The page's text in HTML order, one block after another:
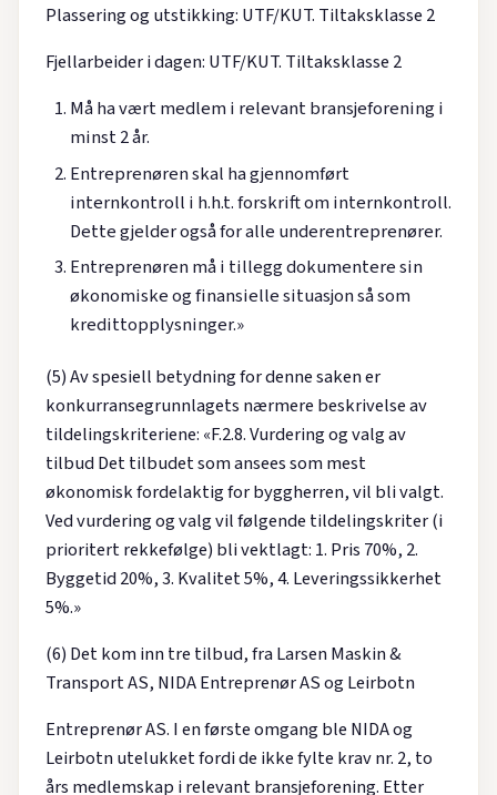
Plassering og utstikking: UTF/KUT. Tiltaksklasse 2
Fjellarbeider i dagen: UTF/KUT. Tiltaksklasse 2
Må ha vært medlem i relevant bransjeforening i
minst 2 år.
Entreprenøren skal ha gjennomført
internkontroll i h.h.t. forskrift om internkontroll.
Dette gjelder også for alle underentreprenører.
Entreprenøren må i tillegg dokumentere sin
økonomiske og finansielle situasjon så som
kredittopplysninger.»
(5) Av spesiell betydning for denne saken er
konkurransegrunnlagets nærmere beskrivelse av
tildelingskriteriene: «F.2.8. Vurdering og valg av
tilbud Det tilbudet som ansees som mest
økonomisk fordelaktig for byggherren, vil bli valgt.
Ved vurdering og valg vil følgende tildelingskriter (i
prioritert rekkefølge) bli vektlagt: 1. Pris 70%, 2.
Byggetid 20%, 3. Kvalitet 5%, 4. Leveringssikkerhet
5%.»
(6) Det kom inn tre tilbud, fra Larsen Maskin &
Transport AS, NIDA Entreprenør AS og Leirbotn
Entreprenør AS. I en første omgang ble NIDA og
Leirbotn utelukket fordi de ikke fylte krav nr. 2, to
års medlemskap i relevant bransjeforening. Etter